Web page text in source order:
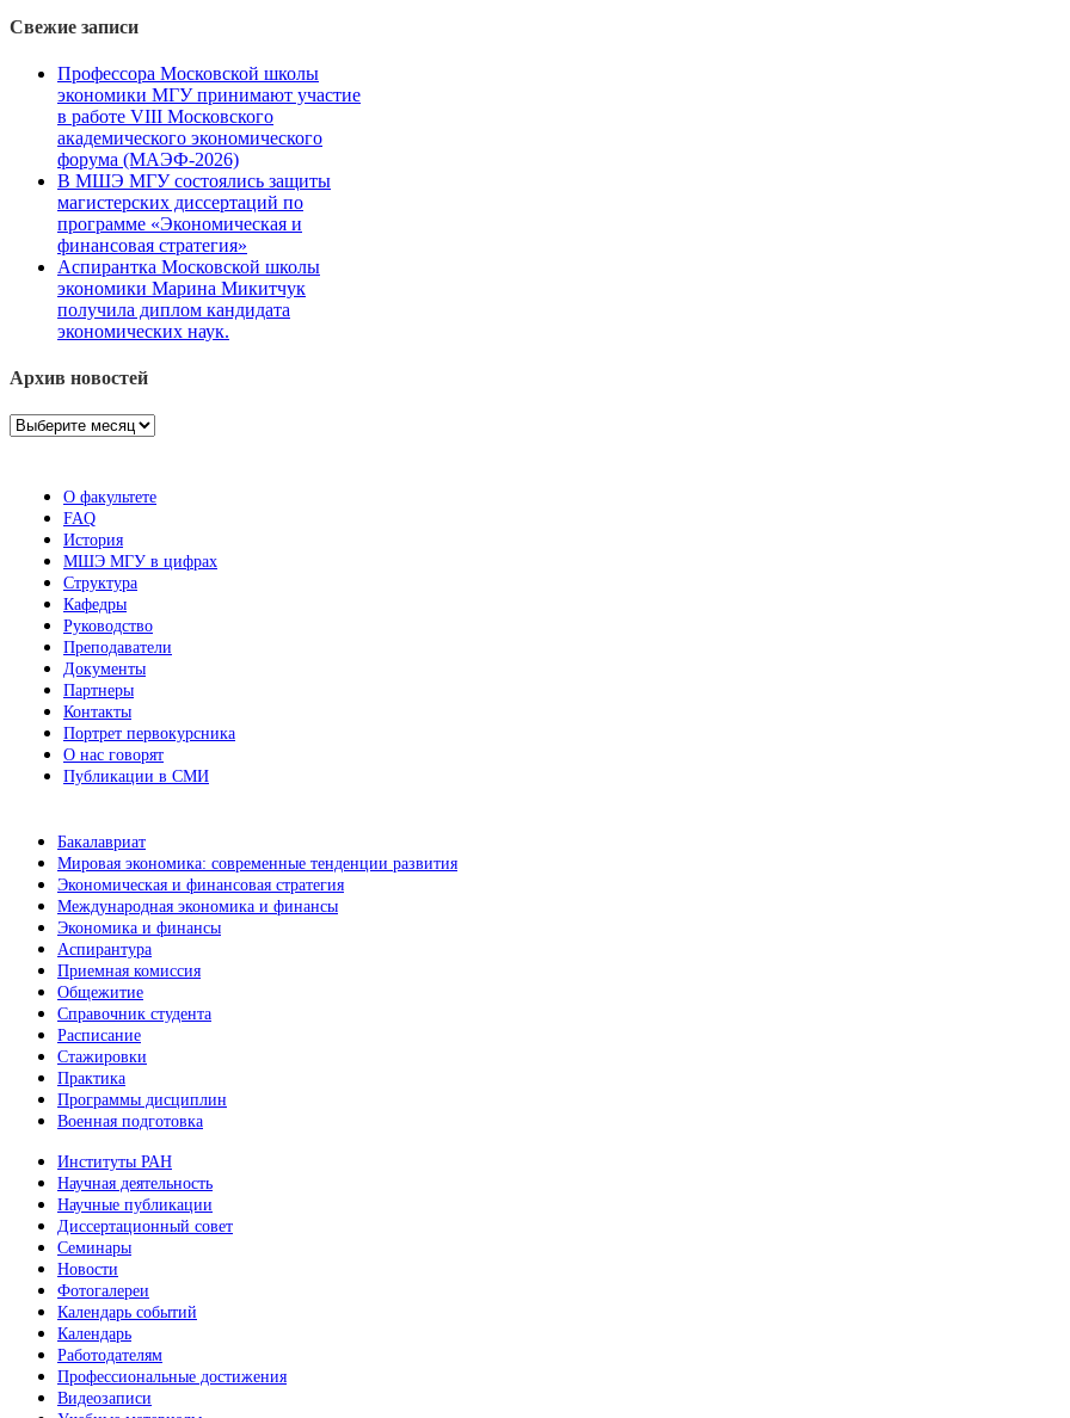
Свежие записи
Профессора Московской школы
экономики МГУ принимают участие
в работе VIII Московского
академического экономического
форума (МАЭФ-2026)
В МШЭ МГУ состоялись защиты
магистерских диссертаций по
программе «Экономическая и
финансовая стратегия»
Аспирантка Московской школы
экономики Марина Микитчук
получила диплом кандидата
экономических наук.
Архив новостей
Архив
О факультете
FAQ
История
МШЭ МГУ в цифрах
Структура
Кафедры
Руководство
Преподаватели
Документы
Партнеры
Контакты
Портрет первокурсника
О нас говорят
Публикации в СМИ
Бакалавриат
Мировая экономика: современные тенденции развития
Экономическая и финансовая стратегия
Международная экономика и финансы
Экономика и финансы
Аспирантура
Приемная комиссия
Общежитие
Справочник студента
Расписание
Стажировки
Практика
Программы дисциплин
Военная подготовка
Институты РАН
Научная деятельность
Научные публикации
Диссертационный совет
Семинары
Новости
Фотогалереи
Календарь событий
Календарь
Работодателям
Профессиональные достижения
Видеозаписи